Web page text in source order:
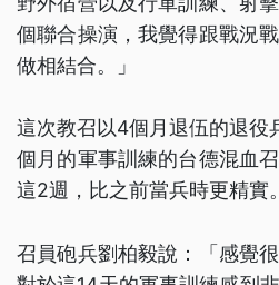
個聯合操演，我覺得跟戰況
做相結合。」
這次教召以4個月退伍的退役
個月的軍事訓練的台德混血
這2週，比之前當兵時更精實。
召員砲兵劉柏毅說：「感覺